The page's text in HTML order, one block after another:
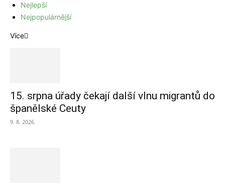
Nejlepší
Nejpopulárnější
Více
15. srpna úřady čekají další vlnu migrantů do
španělské Ceuty
9. 8. 2026